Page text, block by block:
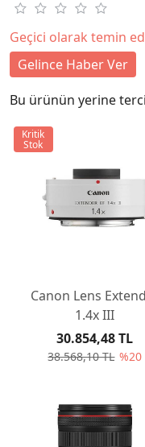
Geçici olarak temin
Gelince Haber Ver
Bu ürünün yerine
Canon Lens
1.4x III
38.568,10 TL %20
30.854,48 TL
Kritik
Stok